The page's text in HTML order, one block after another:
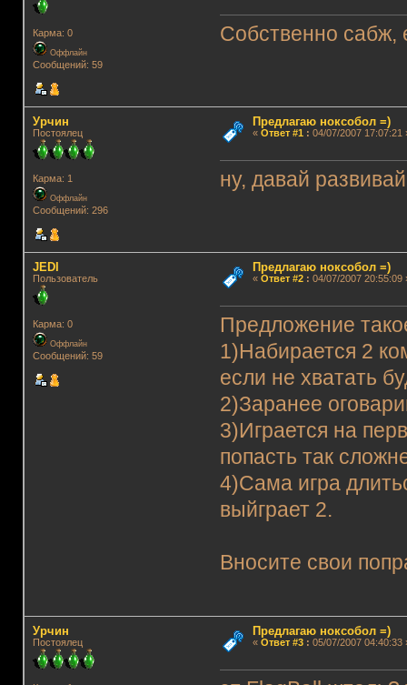
Карма: 0
Оффлайн
Сообщений: 59
Собственно сабж,
Урчин
Постоялец
Карма: 1
Оффлайн
Сообщений: 296
Предлагаю ноксобол =)
« Ответ #1 : 04/07/2007 17:07:21
ну, давай
JEDI
Пользователь
Карма: 0
Оффлайн
Сообщений: 59
Предлагаю ноксобол =)
« Ответ #2: 04/07/2007 20:55:09
Предложение
1)Набирается 2
если не хватать
2)Заранее
3)Играется на
попасть так
4)Сама игра
выйграет 2.
Вносите свои
Урчин
Постоялец
Предлагаю ноксобол =)
« Ответ #3: 05/07/2007 04:40:33